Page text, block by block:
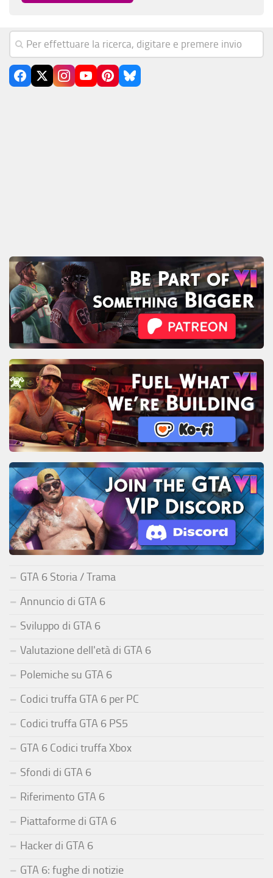
GTA 6 Storia / Trama
Annuncio di GTA 6
Sviluppo di GTA 6
Valutazione dell'età di GTA 6
Polemiche su GTA 6
Codici truffa GTA 6 per PC
Codici truffa GTA 6 PS5
GTA 6 Codici truffa Xbox
Sfondi di GTA 6
Riferimento GTA 6
Piattaforme di GTA 6
Hacker di GTA 6
GTA 6: fughe di notizie